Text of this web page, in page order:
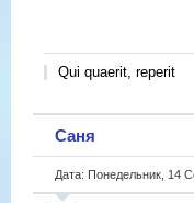
Qui quaerit, reperit
Саня
Дата: Понедельник, 14